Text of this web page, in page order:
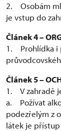
2. Osobám
je vstup do
Článek 4 –
1. Prohlídka i
Článek 5 –
1. V zahradě
a. Požívat
podezřelým z
látek je přístup